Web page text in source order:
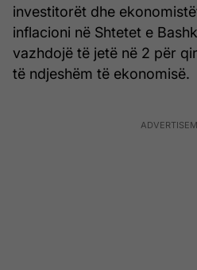
investitorët dhe
inflacioni në Shtetet e
vazhdojë të jetë në 2 për
të ndjeshëm të ekonomisë.